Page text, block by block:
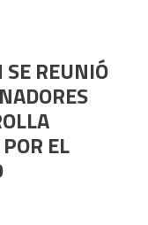
REUNIÓ
EL